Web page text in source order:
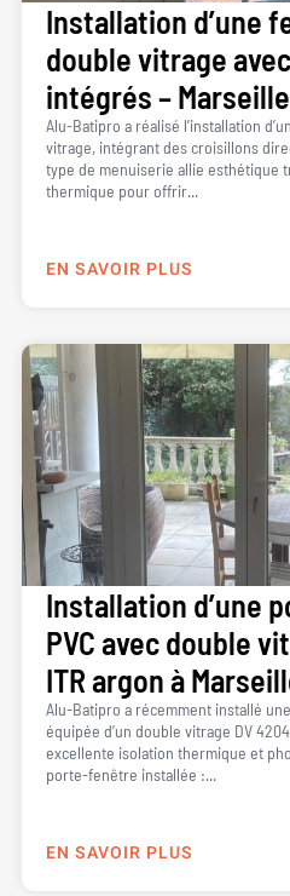
Installation d’une
double vitrage
intégrés – Marseille
Alu-Batipro a réalisé l’installation
vitrage, intégrant des croisillons
type de menuiserie allie esthétique
thermique pour offrir...
EN SAVOIR PLUS
Installation d’une
PVC avec double
ITR argon à
Alu-Batipro a récemment installé
équipée d’un double vitrage DV
excellente isolation thermique et
porte-fenêtre installée :...
EN SAVOIR PLUS